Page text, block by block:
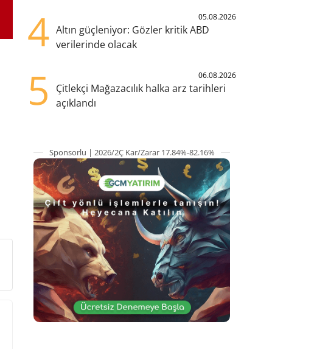
4 05.08.2026
Altın güçleniyor: Gözler kritik ABD
verilerinde olacak
5 06.08.2026
Çitlekçi Mağazacılık halka arz tarihleri
açıklandı
Sponsorlu | 2026/2Ç Kar/Zarar 17.84%-82.16%